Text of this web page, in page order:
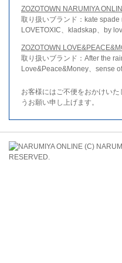
ZOZOTOWN NARUMIYA
取り扱いブランド：kate spade
LOVETOXIC、kladskap、by
ZOZOTOWN
取り扱いブランド：After the
Love&Peace&Money、sense
お客様にはご不便をおかけい
うお願い申し上げます。